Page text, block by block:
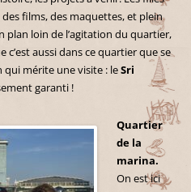
films, des maquettes, et plein
plan loin de l’agitation du quartier,
aussi dans ce quartier que se
mérite une visite : leSri
garanti !
Quartier
de la
marina.
On est ici